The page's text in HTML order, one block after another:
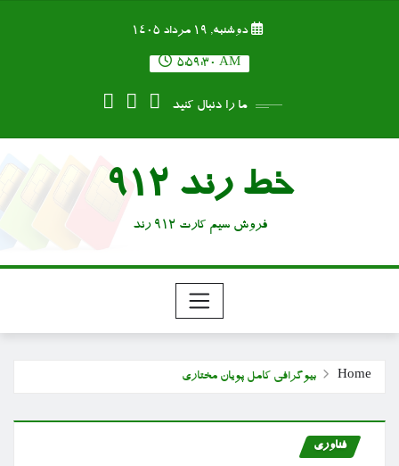
دوشنبه, ۱۹ مرداد ۱۴۰۵
5:59:32 AM
ما را دنبال کنید
خط رند 912
فروش سیم کارت 912 رند
Home بیوگرافی کامل پویان مختاری
فناوری